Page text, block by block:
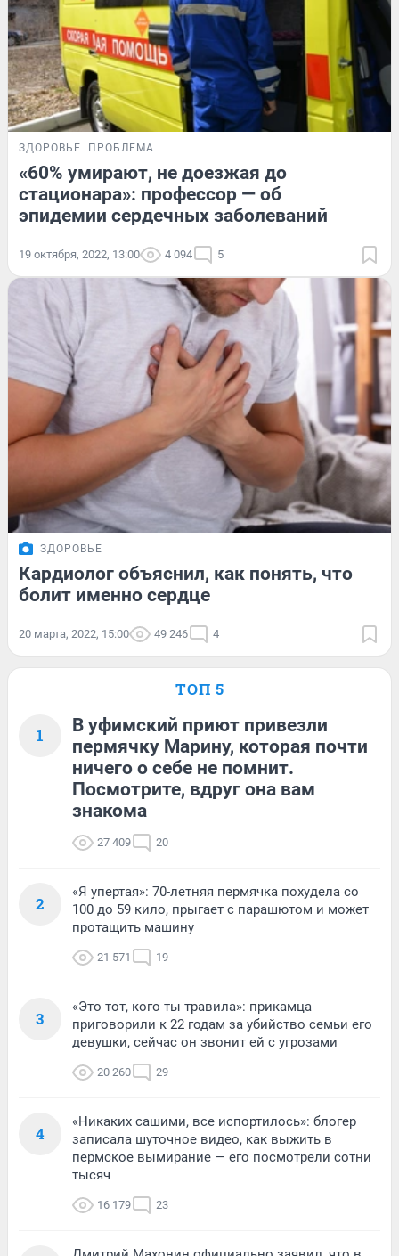
ЗДОРОВЬЕ ПРОБЛЕМА
«60% умирают, не доезжая до
стационара»: профессор — об
эпидемии сердечных заболеваний
19 октября, 2022, 13:00 4 094 5
ЗДОРОВЬЕ
Кардиолог объяснил, как понять, что
болит именно сердце
20 марта, 2022, 15:00 49 246 4
ТОП 5
1
В уфимский приют привезли
пермячку Марину, которая почти
ничего о себе не помнит.
Посмотрите, вдруг она вам
знакома
27 409 20
2
«Я упертая»: 70-летняя пермячка похудела со
100 до 59 кило, прыгает с парашютом и может
протащить машину
21 571 19
3
«Это тот, кого ты травила»: прикамца
приговорили к 22 годам за убийство семьи его
девушки, сейчас он звонит ей с угрозами
20 260 29
4
«Никаких сашими, все испортилось»: блогер
записала шуточное видео, как выжить в
пермское вымирание — его посмотрели сотни
тысяч
16 179 23